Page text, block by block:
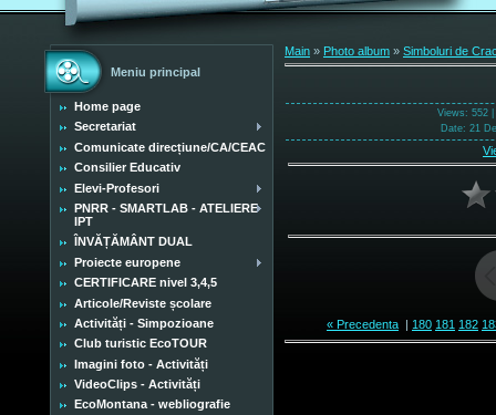
Meniu principal
Home page
Secretariat
Comunicate direcțiune/CA/CEAC
Consilier Educativ
Elevi-Profesori
PNRR - SMARTLAB - ATELIERE
IPT
ÎNVĂȚĂMÂNT DUAL
Proiecte europene
CERTIFICARE nivel 3,4,5
Articole/Reviste școlare
Activități - Simpozioane
Club turistic EcoTOUR
Imagini foto - Activități
VideoClips - Activități
EcoMontana - webliografie
Main » Photo album » Simboluri de
Views: 552 |
Date: 21
« Precedenta | 180 181 182